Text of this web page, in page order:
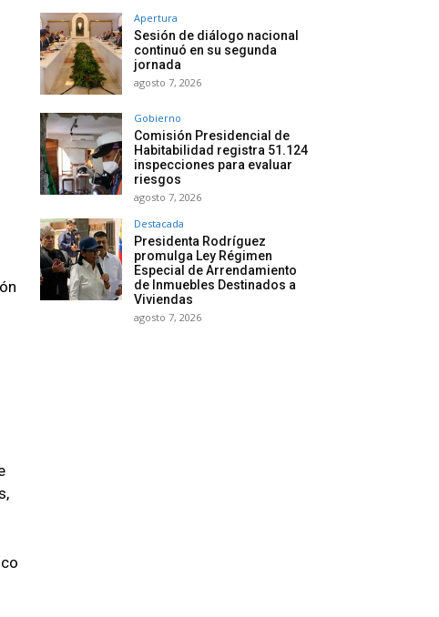
Apertura
Sesión de diálogo nacional
continuó en su segunda
jornada
agosto 7, 2026
Gobierno
Comisión Presidencial de
Habitabilidad registra 51.124
inspecciones para evaluar
riesgos
agosto 7, 2026
Destacada
Presidenta Rodríguez
promulga Ley Régimen
Especial de Arrendamiento
de Inmuebles Destinados a
Viviendas
agosto 7, 2026